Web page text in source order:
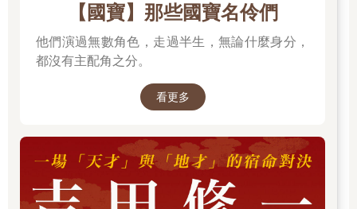
習、研究、測量！」可是，臉頰並沒有角和面，到底要量什麼？
有位老師回答他：「研讀解剖學，也許你會有所收穫。」
【初次接觸解剖學】
你若想通盤了解，就好好研究，然後做個人體肌肉解剖模型
（écorché）來看看吧！」於是，烏迪斯決定雕一尊有肩膀的胸
睹。重點是，這完全無法幫助他認識形態。他決定不在形態上繼
續打轉，改而研究肌肉。烏迪斯鑽進解剖書堆裡越挖越深，這才
明白，解剖學對畫家和繪圖者是何等重要。然而，他發現每本解
剖書都很單調，圖片既凌亂又稀少。「結果，沒有一本是專為雕
【國寶】那些國寶名伶們
他們演過無數角色，走過半生，無論什麼身分，
都沒有主配角之分。
看更多